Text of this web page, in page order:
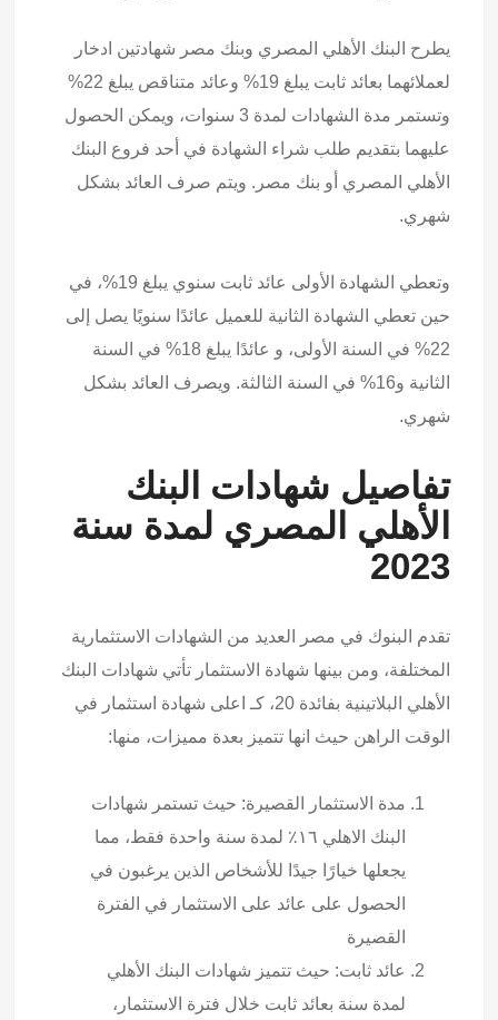
يطرح البنك الأهلي المصري وبنك مصر شهادتين ادخار
لعملائهما بعائد ثابت يبلغ 19% وعائد متناقص يبلغ 22%
وتستمر مدة الشهادات لمدة 3 سنوات، ويمكن الحصول
عليهما بتقديم طلب شراء الشهادة في أحد فروع البنك
الأهلي المصري أو بنك مصر. ويتم صرف العائد بشكل
شهري.
وتعطي الشهادة الأولى عائد ثابت سنوي يبلغ 19%، في
حين تعطي الشهادة الثانية للعميل عائدًا سنويًا يصل إلى
22% في السنة الأولى، و عائدًا يبلغ 18% في السنة
الثانية و16% في السنة الثالثة. ويصرف العائد بشكل
شهري.
تفاصيل شهادات البنك
الأهلي المصري لمدة سنة
2023
تقدم البنوك في مصر العديد من الشهادات الاستثمارية
المختلفة، ومن بينها شهادة الاستثمار تأتي شهادات البنك
الأهلي البلاتينية بفائدة 20، كـ اعلى شهادة استثمار في
الوقت الراهن حيث انها تتميز بعدة مميزات، منها:
مدة الاستثمار القصيرة: حيث تستمر شهادات
البنك الاهلي ١٦٪ لمدة سنة واحدة فقط، مما
يجعلها خيارًا جيدًا للأشخاص الذين يرغبون في
الحصول على عائد على الاستثمار في الفترة
القصيرة
عائد ثابت: حيث تتميز شهادات البنك الأهلي
لمدة سنة بعائد ثابت خلال فترة الاستثمار،